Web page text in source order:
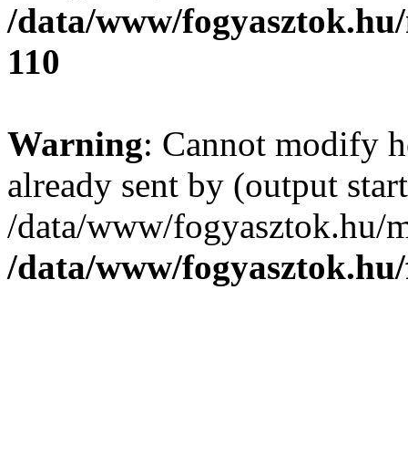
/data/www/
110
Warning: Cannot modify
already sent by (output
/data/www/fogyasztok.hu/
/data/www/